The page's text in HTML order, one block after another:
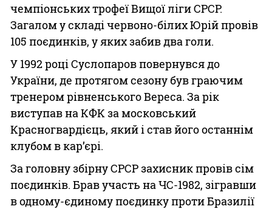
чемпіонських трофеї Вищої ліги СРСР.
Загалом у складі червоно-білих Юрій провів
105 поєдинків, у яких забив два голи.
У 1992 році Суслопаров повернувся до
України, де протягом сезону був граючим
тренером рівненського Вереса. За рік
виступав на КФК за московський
Красногвардієць, який і став його останнім
клубом в кар’єрі.
За головну збірну СРСР захисник провів сім
поєдинків. Брав участь на ЧС-1982, зігравши
в одному-єдиному поєдинку проти Бразилії